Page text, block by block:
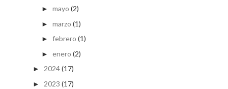
► mayo (2)
► marzo (1)
► febrero (1)
► enero (2)
► 2024(17)
► 2023 (17)